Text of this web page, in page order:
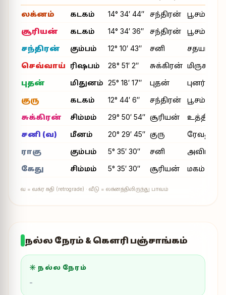
லக்னம் கடகம் 14° 34′ 44″ சந்திரன்
பூசம்
சூரியன்
கடகம் 14° 34′ 36″ சந்திரன்
பூசம்
சந்திரன்
கும்பம் 12° 10′ 43″ சனி
சதயம்
செவ்வாய்
ரிஷபம் 28° 51′ 2″ சுக்கிரன்
புதன்
மிதுனம் 25° 18′ 17″ புதன்
புனர்பூசம்
குரு
கடகம் 12° 44′ 6″ சந்திரன்
பூசம்
சுக்கிரன்
சிம்மம் 29° 50′ 54″ சூரியன்
உத்திரம்
சனி (வ)
மீனம் 20° 29′ 45″ குரு
ரேவதி
ராகு
கும்பம் 5° 35′ 30″ சனி
அவிட்டம்
கேது
சிம்மம் 5° 35′ 30″ சூரியன் மகம்
வ = வக்ர கதி (retrograde) · வீடு = லக்னத்திலிருந்து பாவம்
நல்ல நேரம் & கௌரி பஞ்சாங்கம்
☀ நல்ல நேரம்
-